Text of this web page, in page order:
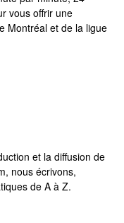
vous offrir une
Montréal et de la ligue
et la diffusion de
nous écrivons,
de A à Z.